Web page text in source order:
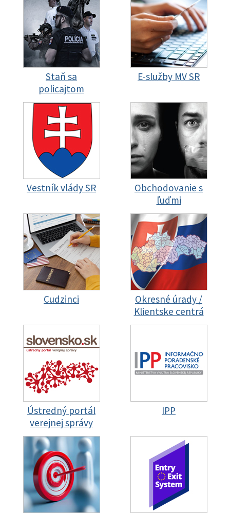
Staň sa
policajtom
E-služby MV SR
Vestník vlády SR
Obchodovanie s
ľuďmi
Cudzinci
Okresné úrady /
Klientske centrá
Ústredný portál
verejnej správy
IPP